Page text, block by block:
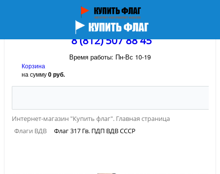
8 (812) 507 88 45
Время работы: Пн-Вс 10-19
Корзина
на сумму0 руб.
Интернет-магазин "Купить флаг". Главная страница
Флаги ВДВ
Флаг 317 Гв. ПДП ВДВ СССР